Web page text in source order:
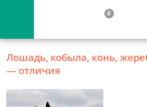
0
Лошадь, кобыла, конь,
— отличия